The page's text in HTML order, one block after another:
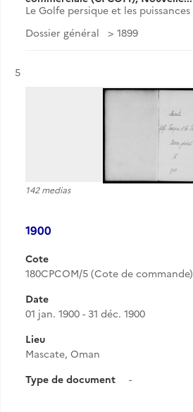
Le Golfe persique et les puissances
Dossier général
1899
Résultat n°
5
142 medias
1900
Cote
180CPCOM/5 (Cote de commande)
Date
01 jan. 1900 - 31 déc. 1900
Lieu
Mascate, Oman
Type de document
-